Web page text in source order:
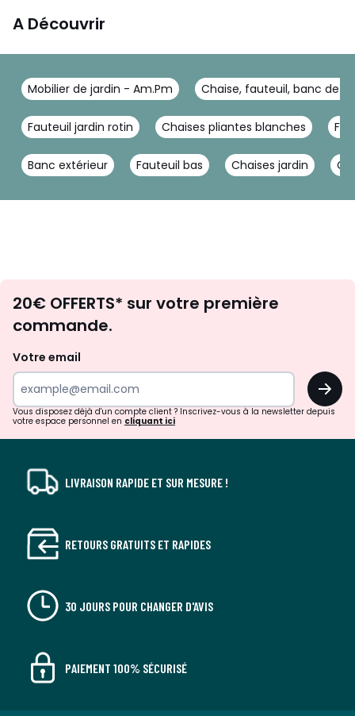
A Découvrir
Mobilier de jardin - Am.Pm Chaise, fauteuil, banc de
Fauteuil jardin rotin Chaises pliantes blanches
Banc extérieur Fauteuil bas Chaises jardin
d'inspirations
surprises?
20€ OFFERTS* sur votre première
commande.
Votre email
OK
Vous disposez déjà d'un compte client ? Inscrivez-vous à la newsletter depuis
votre espace personnel en cliquant ici
LIVRAISON RAPIDE ET SUR MESURE !
RETOURS GRATUITS ET RAPIDES
30 JOURS POUR CHANGER D'AVIS
PAIEMENT 100% SÉCURISÉ